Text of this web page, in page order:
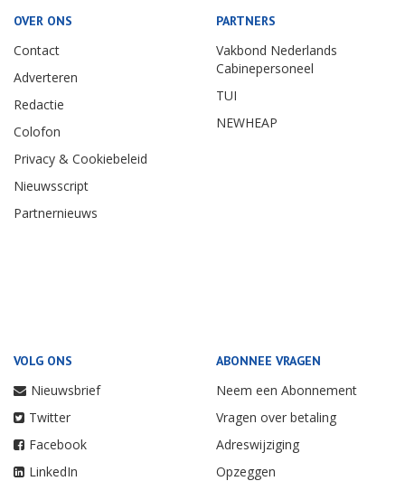
OVER ONS
Contact
Adverteren
Redactie
Colofon
Privacy & Cookiebeleid
Nieuwsscript
Partnernieuws
PARTNERS
Vakbond Nederlands
Cabinepersoneel
TUI
NEWHEAP
VOLG ONS
Nieuwsbrief
Twitter
Facebook
LinkedIn
ABONNEE VRAGEN
Neem een Abonnement
Vragen over betaling
Adreswijziging
Opzeggen